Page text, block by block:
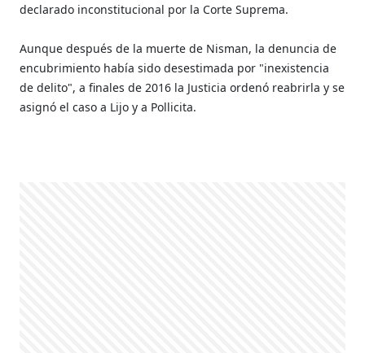
declarado inconstitucional por la Corte Suprema.
Aunque después de la muerte de Nisman, la denuncia de
encubrimiento había sido desestimada por "inexistencia
de delito", a finales de 2016 la Justicia ordenó reabrirla y se
asignó el caso a Lijo y a Pollicita.